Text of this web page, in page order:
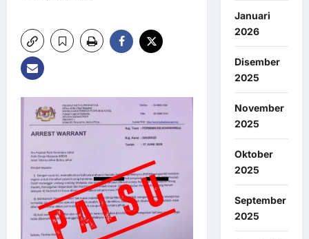
Januari
2026
Disember
2025
November
2025
Oktober
2025
September
2025